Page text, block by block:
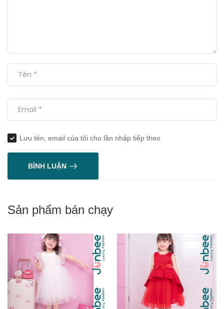
Lưu tên, email của tôi cho lần nhập tiếp theo
BÌNH LUẬN
Sản phẩm bán chạy